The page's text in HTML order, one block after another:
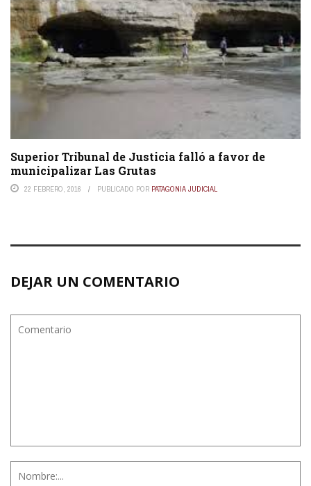
Superior Tribunal de Justicia falló a favor de
municipalizar Las Grutas
22 FEBRERO, 2016 PUBLICADO POR PATAGONIA JUDICIAL
DEJAR UN COMENTARIO